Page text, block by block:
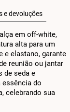
e devoluções
em off-white,
alta para um
e elastano, garante
reunião ou jantar
de seda e
do
celebrando sua